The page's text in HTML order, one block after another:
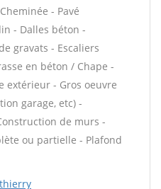
- Pavé
- Dalles béton -
gravats - Escaliers
en béton / Chape -
extérieur - Gros oeuvre
garage, etc) -
de murs -
ou partielle - Plafond